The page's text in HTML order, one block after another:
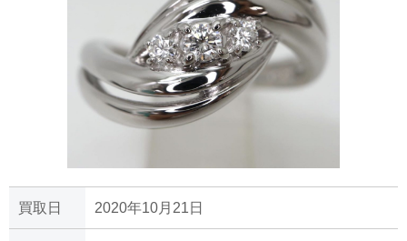
買取日 2020年10月21日